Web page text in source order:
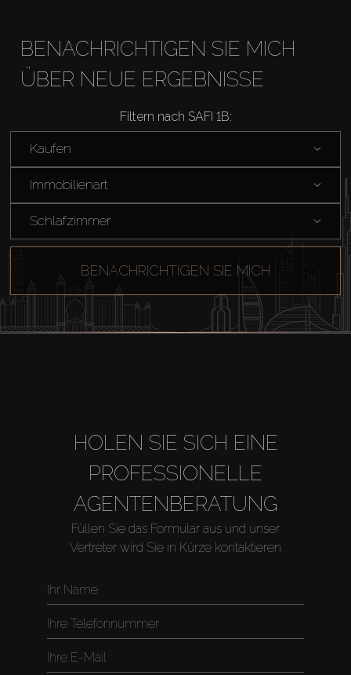
Kaufen
Miete
Verkaufen
Agenten
BENACHRICHTIGEN SIE MICH
ÜBER NEUE ERGEBNISSE
Filtern nach SAFI 1B:
Kaufen
Immobilienart
Schlafzimmer
BENACHRICHTIGEN SIE MICH
HOLEN SIE SICH EINE
PROFESSIONELLE
AGENTENBERATUNG
Füllen Sie das Formular aus und unser
Vertreter wird Sie in Kürze kontaktieren